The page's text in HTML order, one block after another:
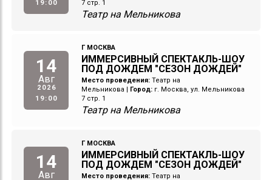
19:00
7 стр. 1
Театр на Мельникова
14
Авг
2026
19:00
Г МОСКВА
ИММЕРСИВНЫЙ СПЕКТАКЛЬ-ШОУ
ПОД ДОЖДЕМ "СЕЗОН ДОЖДЕЙ"
Место проведения: Театр на
Мельникова
Город: г. Москва, ул. Мельникова
7 стр. 1
Театр на Мельникова
14
Авг
Г МОСКВА
ИММЕРСИВНЫЙ СПЕКТАКЛЬ-ШОУ
ПОД ДОЖДЕМ "СЕЗОН ДОЖДЕЙ"
Место проведения: Театр на